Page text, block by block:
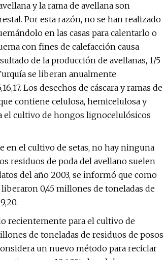
y la rama de avellana son
Por esta razón, no se han realizado
en las casas para calentarlo o
con fines de calefacción causa
de la producción de avellanas, 1/5
se liberan anualmente
Los desechos de cáscara y ramas de
contiene celulosa, hemicelulosa y
el cultivo de hongos lignocelulósicos
en el cultivo de setas, no hay ninguna
residuos de poda del avellano suelen
del año 2003, se informó que como
0,45 millones de toneladas de
recientemente para el cultivo de
de toneladas de residuos de posos
un nuevo método para reciclar